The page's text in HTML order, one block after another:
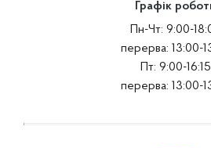
Графік
Пн-Чт: 9:00-
перерва: 13:00-
Пт: 9:00-16:15
перерва: 13:00-